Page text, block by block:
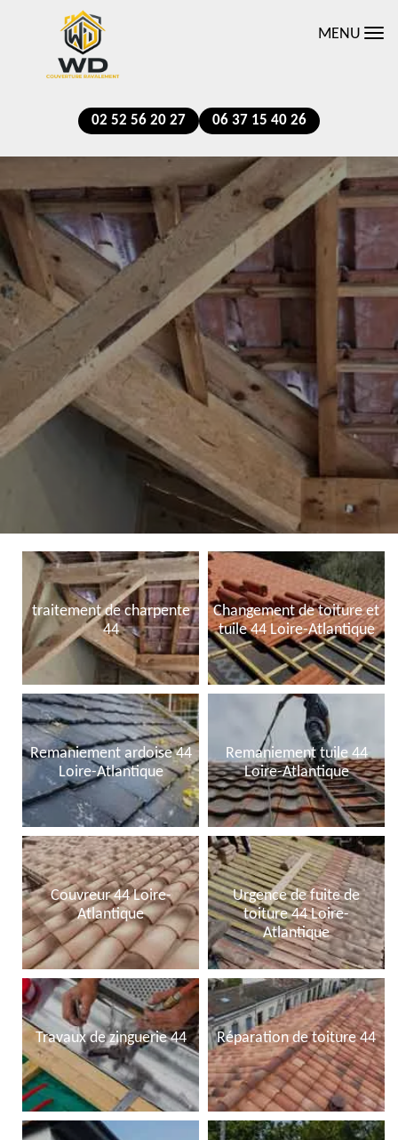
MENU
02 52 56 20 27 06 37 15 40 26
traitement de charpente
44
Changement de toiture et
tuile 44 Loire-Atlantique
Remaniement ardoise 44
Loire-Atlantique
Remaniement tuile 44
Loire-Atlantique
Couvreur 44 Loire-
Atlantique
Urgence de fuite de
toiture 44 Loire-
Atlantique
Travaux de zinguerie 44 Réparation de toiture 44